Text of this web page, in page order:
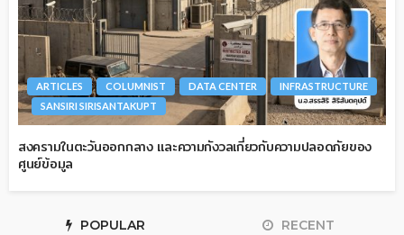
ARTICLES COLUMNIST DATA CENTER
INFRASTRUCTURE
SANSIRI SIRISANTAKUPT
สงครามในตะวันออกกลาง และความกังวลเกี่ยวกับความปลอดภัยของ
ศูนย์ข้อมูล
POPULAR RECENT